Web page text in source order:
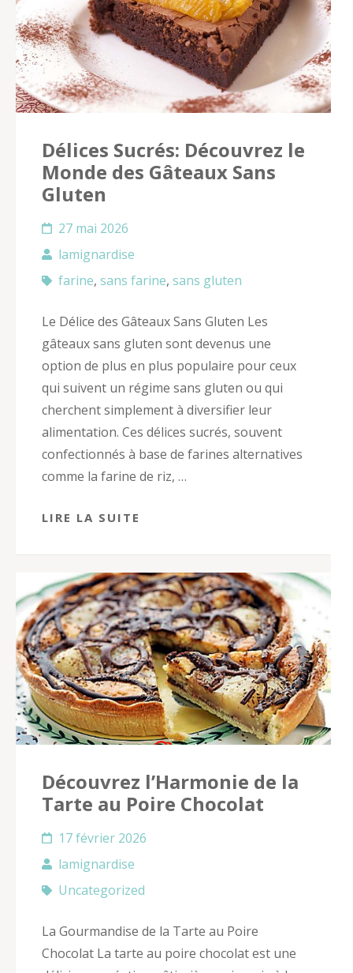
Délices Sucrés: Découvrez le
Monde des Gâteaux Sans
Gluten
27 mai 2026
lamignardise
farine, sans farine, sans gluten
Le Délice des Gâteaux Sans Gluten Les
gâteaux sans gluten sont devenus une
option de plus en plus populaire pour ceux
qui suivent un régime sans gluten ou qui
cherchent simplement à diversifier leur
alimentation. Ces délices sucrés, souvent
confectionnés à base de farines alternatives
comme la farine de riz, …
LIRE LA SUITE
Découvrez l’Harmonie de la
Tarte au Poire Chocolat
17 février 2026
lamignardise
Uncategorized
La Gourmandise de la Tarte au Poire
Chocolat La tarte au poire chocolat est une